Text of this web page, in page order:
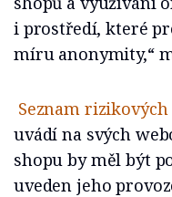
i prostředí, které
míru anonymity,“
Seznam rizikových
uvádí na svých
shopu by měl být
uveden jeho